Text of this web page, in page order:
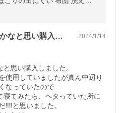
コテックス認証製品 マットレ
最初はごろ寝用にいいかなと思い購入しま… 2024/1/14
思い購入しました。
使用していましたが真ん中辺り
なっていたので
寝てみたら、ヘタっていた所に
‼️‼️と思いました。